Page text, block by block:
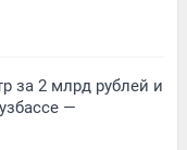
за 2 млрд рублей и
—